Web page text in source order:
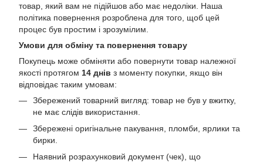
товар, який вам не підійшов або має недоліки. Наша
політика повернення розроблена для того, щоб цей
процес був простим і зрозумілим.
Умови для обміну та повернення товару
Покупець може обміняти або повернути товар належної
якості протягом 14 днів з моменту покупки, якщо він
відповідає таким умовам:
Збережений товарний вигляд: товар не був у вжитку,
не має слідів використання.
Збережені оригінальне пакування, пломби, ярлики та
бирки.
Наявний розрахунковий документ (чек), що